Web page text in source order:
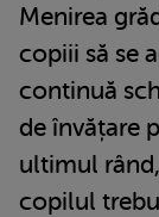
Menirea
copiii să se
continuă
de învățare
ultimul
copilul